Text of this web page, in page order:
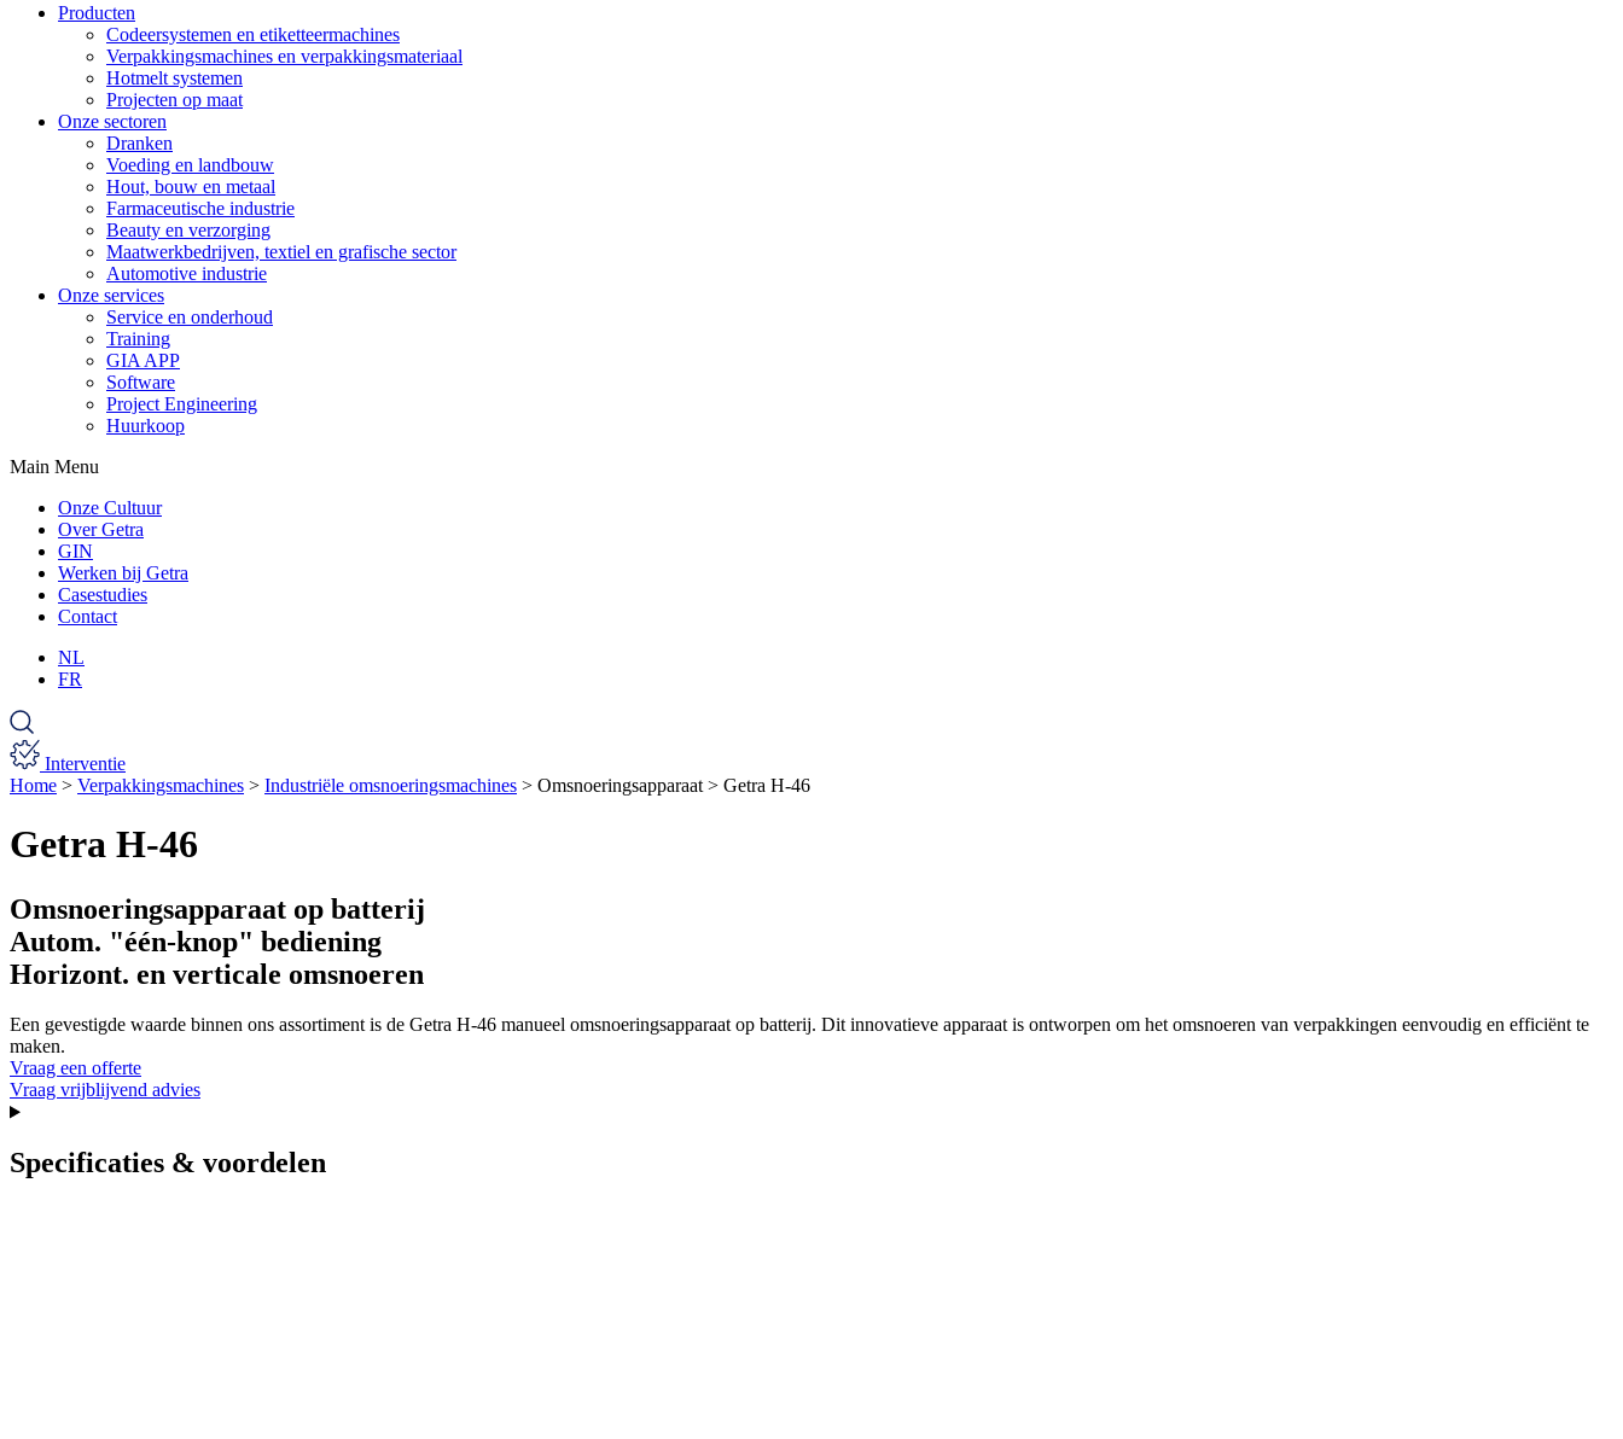
Producten
Codeersystemen en etiketteermachines
Verpakkingsmachines en verpakkingsmateriaal
Hotmelt systemen
Projecten op maat
Onze sectoren
Dranken
Voeding en landbouw
Hout, bouw en metaal
Farmaceutische industrie
Beauty en verzorging
Maatwerkbedrijven, textiel en grafische sector
Automotive industrie
Onze services
Service en onderhoud
Training
GIA APP
Software
Project Engineering
Huurkoop
Main Menu
Onze Cultuur
Over Getra
GIN
Werken bij Getra
Casestudies
Contact
NL
FR
Interventie
Home > Verpakkingsmachines > Industriële omsnoeringsmachines > Omsnoeringsapparaat > Getra H-46
Getra H-46
Omsnoeringsapparaat op batterij
Autom. "één-knop" bediening
Horizont. en verticale omsnoeren
Een gevestigde waarde binnen ons assortiment is de Getra H-46 manueel omsnoeringsapparaat op batterij. Dit innovatieve apparaat is ontworpen om het omsnoeren van verpakkingen eenvoudig en efficiënt te
maken.
Vraag een offerte
Vraag vrijblijvend advies
Specificaties & voordelen